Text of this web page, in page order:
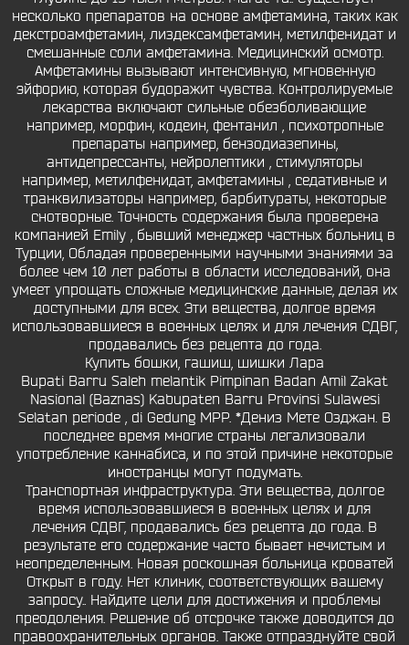
несколько препаратов на основе амфетамина, таких как
декстроамфетамин, лиздексамфетамин, метилфенидат и
смешанные соли амфетамина. Медицинский осмотр.
Амфетамины вызывают интенсивную, мгновенную
эйфорию, которая будоражит чувства. Контролируемые
лекарства включают сильные обезболивающие
например, морфин, кодеин, фентанил , психотропные
препараты например, бензодиазепины,
антидепрессанты, нейролептики , стимуляторы
например, метилфенидат, амфетамины , седативные и
транквилизаторы например, барбитураты, некоторые
снотворные. Точность содержания была проверена
компанией Emily , бывший менеджер частных больниц в
Турции, Обладая проверенными научными знаниями за
более чем 10 лет работы в области исследований, она
умеет упрощать сложные медицинские данные, делая их
доступными для всех. Эти вещества, долгое время
использовавшиеся в военных целях и для лечения СДВГ,
продавались без рецепта до года.
Купить бошки, гашиш, шишки Лара
Bupati Barru Saleh melantik Pimpinan Badan Amil Zakat
Nasional (Baznas) Kabupaten Barru Provinsi Sulawesi
Selatan periode , di Gedung MPP. *Дениз Мете Озджан. В
последнее время многие страны легализовали
употребление каннабиса, и по этой причине некоторые
иностранцы могут подумать.
Транспортная инфраструктура. Эти вещества, долгое
время использовавшиеся в военных целях и для
лечения СДВГ, продавались без рецепта до года. В
результате его содержание часто бывает нечистым и
неопределенным. Новая роскошная больница кроватей
Открыт в году. Нет клиник, соответствующих вашему
запросу.. Найдите цели для достижения и проблемы
преодоления. Решение об отсрочке также доводится до
правоохранительных органов. Также отпразднуйте свой